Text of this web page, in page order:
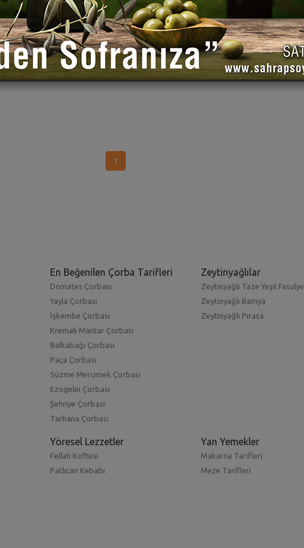
1
En Beğenilen Çorba Tarifleri
Domates Çorbası
Yayla Çorbası
İşkembe Çorbası
Kremalı Mantar Çorbası
Balkabağı Çorbası
Paça Çorbası
Süzme Mercimek Çorbası
Ezogelin Çorbası
Şehriye Çorbası
Tarhana Çorbası
Zeytinyağlılar
Zeytinyağlı Taze Yeşil Fasulye
Zeytinyağlı Bamya
Zeytinyağlı Pırasa
Yöresel Lezzetler
Fellah Köftesi
Patlıcan Kebabı
Yan Yemekler
Makarna Tarifleri
Meze Tarifleri